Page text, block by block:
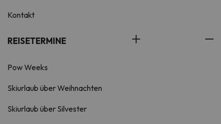
Kontakt
REISETERMINE
Pow Weeks
Skiurlaub über Weihnachten
Skiurlaub über Silvester